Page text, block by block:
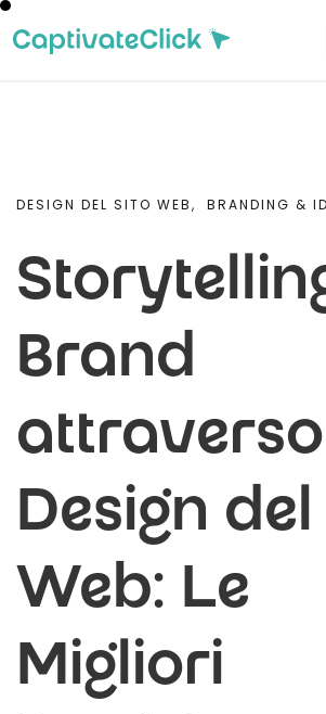
DESIGN DEL SITO WEB, BRANDING &
Brand
Design
Web: Le
Migliori